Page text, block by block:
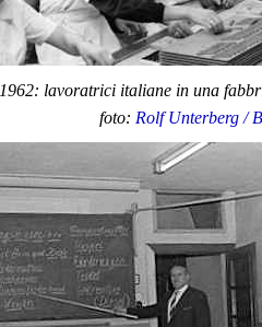
1962: lavoratrici italiane in una
foto: Rolf Unterberg /